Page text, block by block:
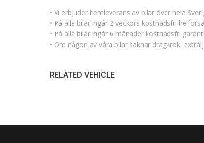
• Vi erbjuder hemleverans av bilar över hela
• På alla bilar ingår 2 veckors kostnadsfri
• På alla bilar ingår 6 månader kostnadsfri
• Om någon av våra bilar saknar dragkrok,
RELATED VEHICLE